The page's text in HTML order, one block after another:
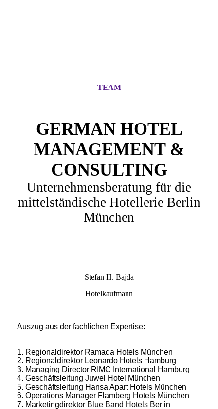
TEAM
GERMAN HOTEL
MANAGEMENT &
CONSULTING
Unternehmensberatung für die
mittelständische Hotellerie Berlin
München
Stefan H. Bajda
Hotelkaufmann
Auszug aus der fachlichen Expertise:
1. Regionaldirektor Ramada Hotels München
2. Regionaldirektor Leonardo Hotels Hamburg
3. Managing Director RIMC International Hamburg
4. Geschäftsleitung Juwel Hotel München
5. Geschäftsleitung Hansa Apart Hotels München
6. Operations Manager Flamberg Hotels München
7. Marketingdirektor Blue Band Hotels Berlin